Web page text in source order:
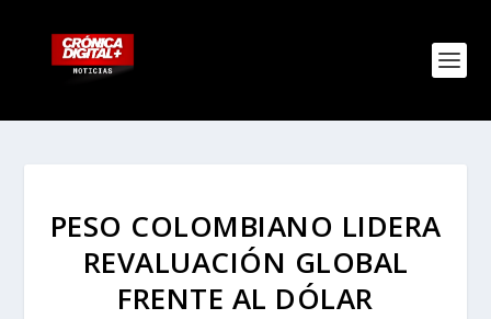
PESO COLOMBIANO LIDERA
REVALUACIÓN GLOBAL
FRENTE AL DÓLAR